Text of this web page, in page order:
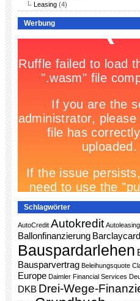
Leasing (4)
Werbung
Schlagwörter
AutoCredit Autokredit Autoleasing
Ballonfinanzierung Barclaycard
Bauspardarlehen
Bausparvertrag Beleihungsquote
Europe Daimler Financial Services
DKB Drei-Wege-